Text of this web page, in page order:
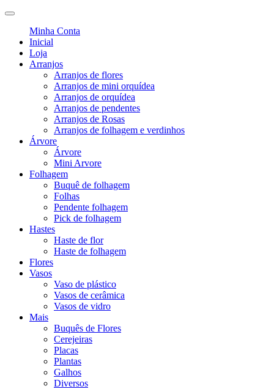
Minha Conta
Inicial
Loja
Arranjos
Arranjos de flores
Arranjos de mini orquídea
Arranjos de orquídea
Arranjos de pendentes
Arranjos de Rosas
Arranjos de folhagem e verdinhos
Árvore
Árvore
Mini Arvore
Folhagem
Buquê de folhagem
Folhas
Pendente folhagem
Pick de folhagem
Hastes
Haste de flor
Haste de folhagem
Flores
Vasos
Vaso de plástico
Vasos de cerâmica
Vasos de vidro
Mais
Buquês de Flores
Cerejeiras
Placas
Plantas
Galhos
Diversos